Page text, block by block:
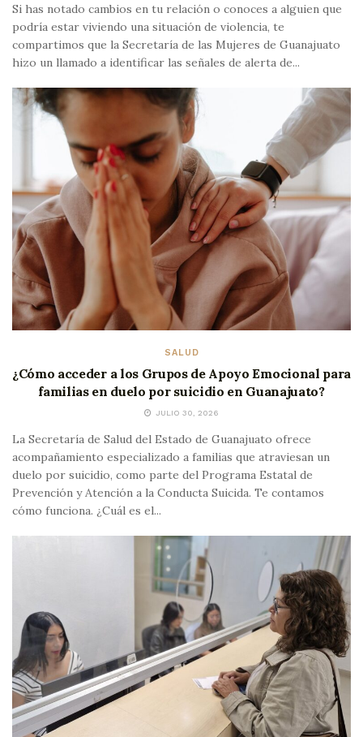
Si has notado cambios en tu relación o conoces a alguien que
podría estar viviendo una situación de violencia, te
compartimos que la Secretaría de las Mujeres de Guanajuato
hizo un llamado a identificar las señales de alerta de...
SALUD
¿Cómo acceder a los Grupos de Apoyo Emocional para
familias en duelo por suicidio en Guanajuato?
JULIO 30, 2026
La Secretaría de Salud del Estado de Guanajuato ofrece
acompañamiento especializado a familias que atraviesan un
duelo por suicidio, como parte del Programa Estatal de
Prevención y Atención a la Conducta Suicida. Te contamos
cómo funciona. ¿Cuál es el...